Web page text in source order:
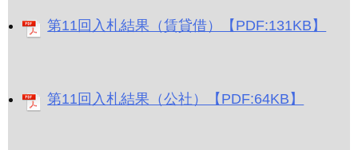
第11回入札結果（賃貸借）【PDF:131KB】
第11回入札結果（公社）【PDF:64KB】